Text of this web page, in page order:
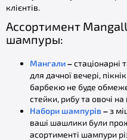
клієнтів.
Ассортимент
шампуры:
Мангали–стаціонарні
для дачної вечері,
барбекю не буде
стейки, рибу та овочі
Набори шампурів–з
ваші шашлики були
асортименті шампури